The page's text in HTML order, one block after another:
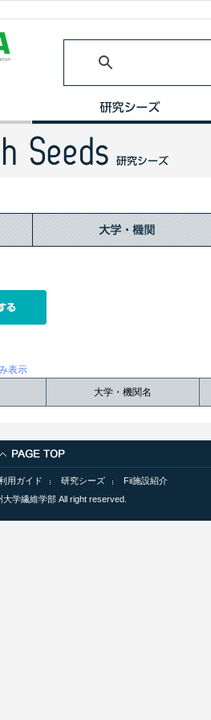
表示
大学・機関名
用ガイド 研究シーズ
Fii施設紹介
学繊維学部 All right reserved.